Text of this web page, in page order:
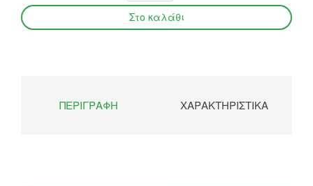
ΠΕΡΙΓΡΑΦΉ ΧΑΡΑΚΤΗΡΙΣΤΙΚΆ